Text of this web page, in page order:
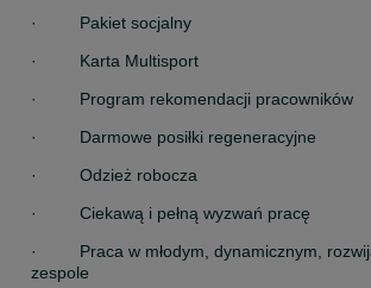
·         Pakiet socjalny
·         Karta Multisport
·         Program rekomendacji pracowników
·         Darmowe posiłki regeneracyjne
·         Odzież robocza
·         Ciekawą i pełną wyzwań pracę
·         Praca w młodym, dynamicznym,
zespole